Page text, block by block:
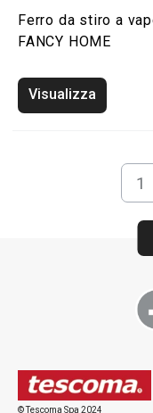
Ferro da stiro a
FANCY HOME
Visualizza
1
© Tescoma Spa 2024